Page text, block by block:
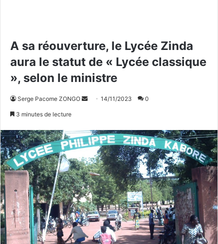
A sa réouverture, le Lycée Zinda
aura le statut de « Lycée classique
», selon le ministre
Serge Pacome ZONGO
o
y
e
r
u
n
c
o
u
r
14/11/2023 0
3 minutes de lecture